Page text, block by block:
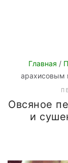
Главная /
арахисовым
Овсяное
и